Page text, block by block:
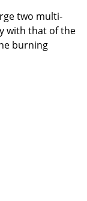
two multi-
with that of the
burning